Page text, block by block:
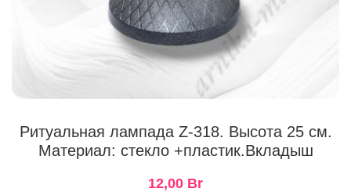
Ритуальная лампада Z-318. Высота 25 см.
Материал: стекло +пластик.Вкладыш
12,00 Br